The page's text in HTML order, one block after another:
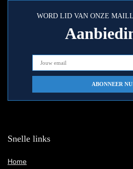
WORD LID VAN ONZE
Snelle links
Home